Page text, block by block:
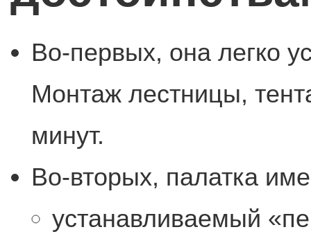
Во-первых, она легко
Монтаж лестницы,
минут.
Во-вторых, палатка
устанавливаемый